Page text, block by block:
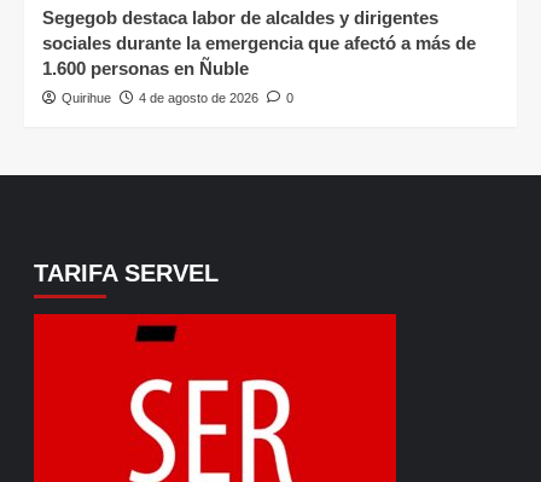
Segegob destaca labor de alcaldes y dirigentes
sociales durante la emergencia que afectó a más de
1.600 personas en Ñuble
Quirihue 4 de agosto de 2026 0
TARIFA SERVEL